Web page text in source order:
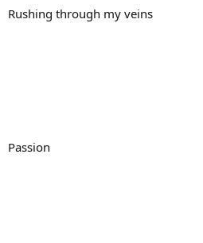
Rushing through my veins
Passion